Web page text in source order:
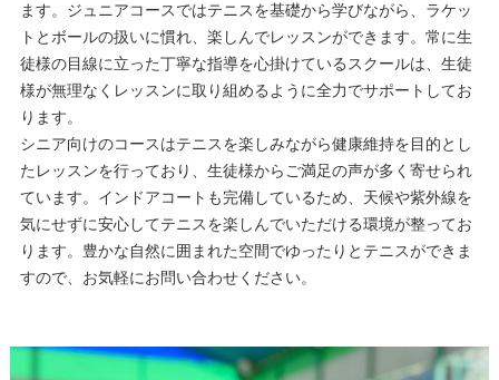
ます。ジュニアコースではテニスを基礎から学びながら、ラケッ
トとボールの扱いに慣れ、楽しんでレッスンができます。常に生
徒様の目線に立った丁寧な指導を心掛けているスクールは、生徒
様が無理なくレッスンに取り組めるように全力でサポートしてお
ります。
シニア向けのコースはテニスを楽しみながら健康維持を目的とし
たレッスンを行っており、生徒様からご満足の声が多く寄せられ
ています。インドアコートも完備しているため、天候や紫外線を
気にせずに安心してテニスを楽しんでいただける環境が整ってお
ります。豊かな自然に囲まれた空間でゆったりとテニスができま
すので、お気軽にお問い合わせください。